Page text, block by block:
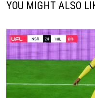
YOU MIGHT ALSO